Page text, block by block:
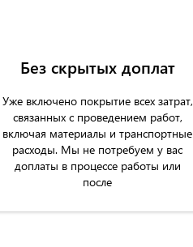
Без скрытых доплат
Уже включено покрытие всех затрат,
связанных с проведением работ,
включая материалы и транспортные
расходы. Мы не потребуем у вас
доплаты в процессе работы или
после